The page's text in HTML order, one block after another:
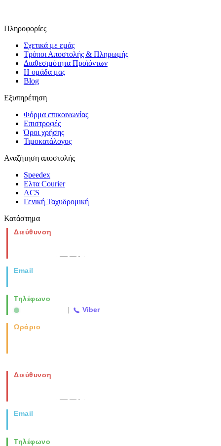
Πληροφορίες
Σχετικά με εμάς
Τρόποι Αποστολής & Πληρωμής
Διαθεσιμότητα Προϊόντων
Η ομάδα μας
Blog
Εξυπηρέτηση
Φόρμα επικοινωνίας
Επιστροφές
Όροι χρήσης
Τιμοκατάλογος
Αναζήτηση αποστολής
Speedex
Ελτα Courier
ACS
Γενική Ταχυδρομική
Κατάστημα
Διεύθυνση
Email
Τηλέφωνο
| Viber
Ωράριο
Διεύθυνση
Email
Τηλέφωνο